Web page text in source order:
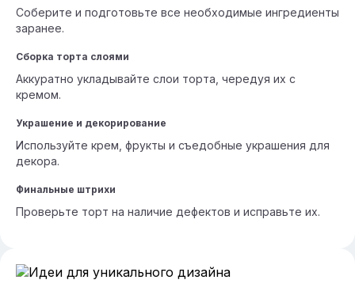
Соберите и подготовьте все необходимые ингредиенты
заранее.
Сборка торта слоями
Аккуратно укладывайте слои торта, чередуя их с
кремом.
Украшение и декорирование
Используйте крем, фрукты и съедобные украшения для
декора.
Финальные штрихи
Проверьте торт на наличие дефектов и исправьте их.